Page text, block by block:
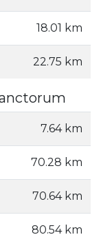
18.01 km
22.75 km
7.64 km
70.28 km
70.64 km
80.54 km